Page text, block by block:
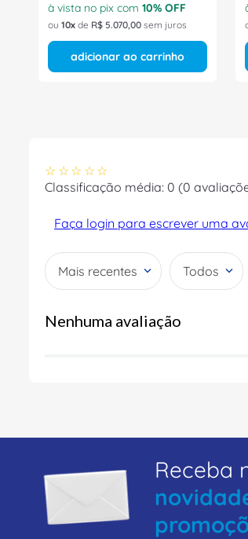
à vista no pix com 10% OFF
ou 10 de R$ 5.070,00 sem juros
adicionar ao carrinho
☆ ☆ ☆ ☆ ☆
Classificação média: 0 (0
Faça login para escrever uma
Mais recentes Todos
Nenhuma avaliação
Receba